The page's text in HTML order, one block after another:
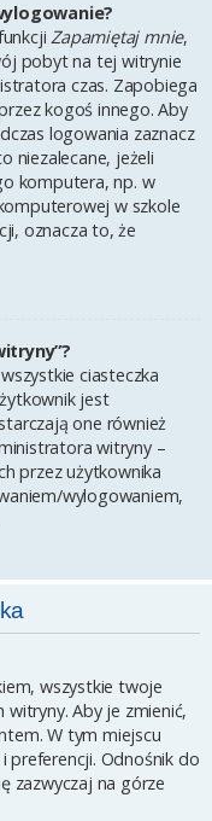
Zapamiętaj mnie,
pobyt na tej witrynie
czas. Zapobiega
kogoś innego. Aby
logowania zaznacz
niezalecane, jeżeli
komputera, np. w
w szkole
oznacza to, że
ciasteczka
jest
one również
witryny –
przez użytkownika
wylogowaniem,
wszystkie twoje
witryny. Aby je zmienić,
W tym miejscu
preferencji. Odnośnik do
zazwyczaj na górze